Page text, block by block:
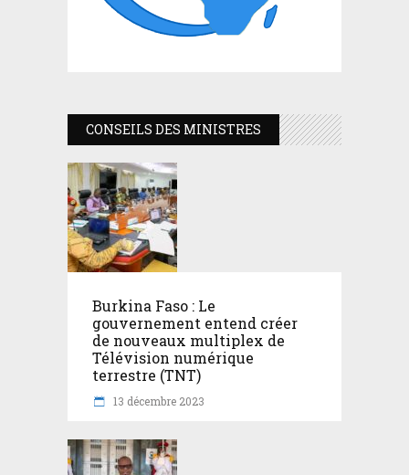
CONSEILS DES MINISTRES
Burkina Faso : Le
gouvernement entend créer
de nouveaux multiplex de
Télévision numérique
terrestre (TNT)
13 décembre 2023